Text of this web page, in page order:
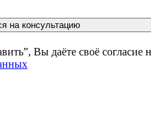
на консультацию
Вы даёте своё согласие